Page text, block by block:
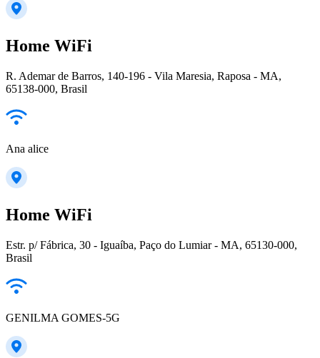
Home WiFi
R. Ademar de Barros, 140-196 - Vila Maresia, Raposa - MA,
65138-000, Brasil
Ana alice
Home WiFi
Estr. p/ Fábrica, 30 - Iguaíba, Paço do Lumiar - MA, 65130-000,
Brasil
GENILMA GOMES-5G